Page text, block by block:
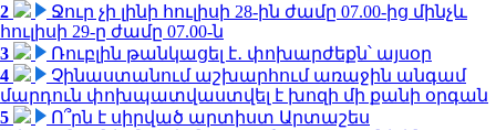
2
Ջուր չի լինի հուլիսի 28-ին ժամը 07.00-ից մինչև
հուլիսի 29-ը ժամը 07.00-ն
3
Ռուբլին թանկացել է․ փոխարժեքն՝ այսօր
4
Չինաստանում աշխարհում առաջին անգամ
մարդուն փոխպատվաստվել է խոզի մի քանի օրգան
5
Ո՞րն է սիրված արտիստ Արտաշես